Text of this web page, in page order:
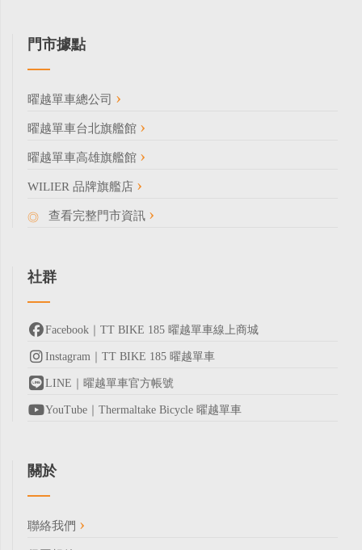
門市據點
曜越單車總公司
曜越單車台北旗艦館
曜越單車高雄旗艦館
WILIER 品牌旗艦店
查看完整門市資訊
社群
Facebook｜TT BIKE 185 曜越單車線上商城
Instagram｜TT BIKE 185 曜越單車
LINE｜曜越單車官方帳號
YouTube｜Thermaltake Bicycle 曜越單車
關於
聯絡我們